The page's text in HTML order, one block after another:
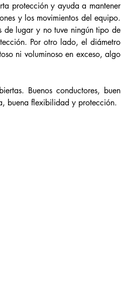
protección y ayuda a mantener
y los movimientos del equipo.
de lugar y no tuve ningún tipo de
Por otro lado, el diámetro
ni voluminoso en exceso, algo
Buenos conductores, buen
buena flexibilidad y protección.